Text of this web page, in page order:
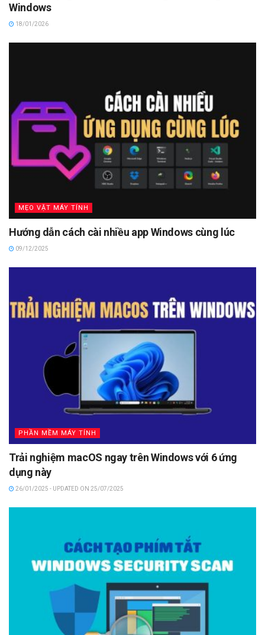
Windows
18/01/2026
MẸO VẶT MÁY TÍNH
Hướng dẫn cách cài nhiều app Windows cùng lúc
09/12/2025
PHẦN MỀM MÁY TÍNH
Trải nghiệm macOS ngay trên Windows với 6 ứng
dụng này
26/01/2025 - UPDATED ON 25/07/2025